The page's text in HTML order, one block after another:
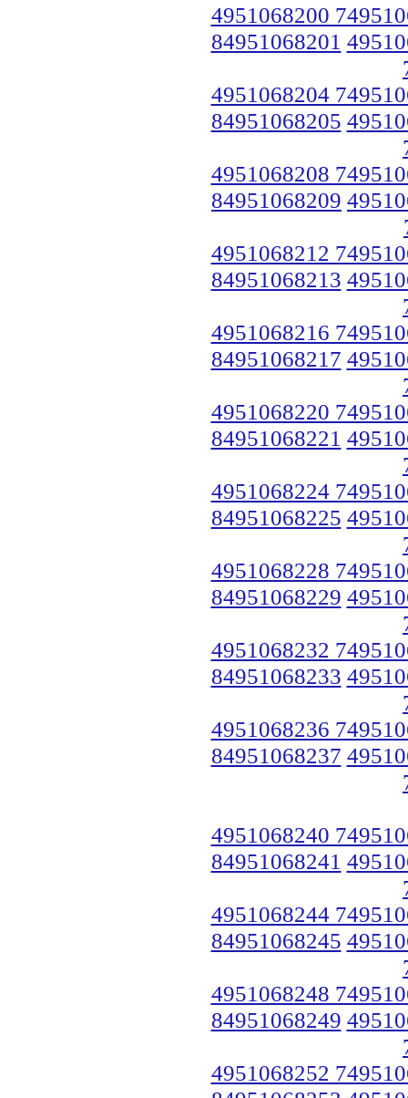
4951068200
84951068201
4951068204
84951068205
4951068208
84951068209
4951068212
84951068213
4951068216
84951068217
4951068220
84951068221
4951068224
84951068225
4951068228
84951068229
4951068232
84951068233
4951068236
84951068237
4951068240
84951068241
4951068244
84951068245
4951068248
84951068249
4951068252